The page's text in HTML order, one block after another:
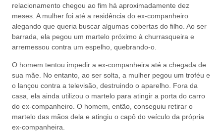
relacionamento chegou ao fim há aproximadamente dez
meses. A mulher foi até a residência do ex-companheiro
alegando que queria buscar algumas cobertas do filho. Ao ser
barrada, ela pegou um martelo próximo à churrasqueira e
arremessou contra um espelho, quebrando-o.
O homem tentou impedir a ex-companheira até a chegada de
sua mãe. No entanto, ao ser solta, a mulher pegou um troféu e
o lançou contra a televisão, destruindo o aparelho. Fora da
casa, ela ainda utilizou o martelo para atingir a porta do carro
do ex-companheiro. O homem, então, conseguiu retirar o
martelo das mãos dela e atingiu o capô do veículo da própria
ex-companheira.